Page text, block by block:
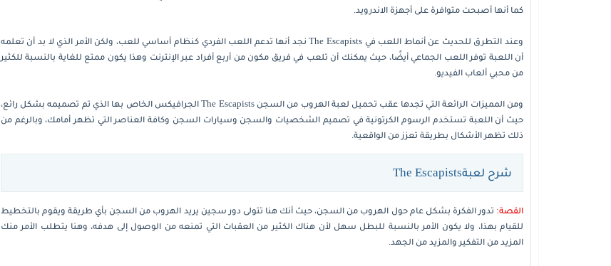
كما أنها أصبحت متوافرة على أجهزة الاندرويد.
وعند التطرق للحديث عن أنماط اللعب في The Escapists نجد أنها تدعم اللعب الفردي كنظام أساسي للعب، ولكن الأمر الذي لا بد أن تعلمه
أن اللعبة توفر اللعب الجماعي أيضًا، حيث يمكنك أن تلعب في فريق مكون من أربع أفراد عبر الإنترنت وهذا يكون ممتع للغاية بالنسبة للكثير
من محبي ألعاب الفيديو.
ومن المميزات الرائعة التي تجدها عقب تحميل لعبة الهروب من السجن The Escapists الجرافيكس الخاص بها الذي تم تصميمه بشكل رائع،
حيث أن اللعبة تستخدم الرسوم الكرتونية في تصميم الشخصيات والسجن وسيارات السجن وكافة العناصر التي تظهر أمامك، وبالرغم من
ذلك تظهر الأشكال بطريقة تعزز من الواقعية.
شرح لعبةThe Escapists
القصة: تدور الفكرة بشكل عام حول الهروب من السجن، حيث أنك هنا تتولى دور سجين يريد الهروب من السجن بأي طريقة ويقوم بالتخطيط
للقيام بهذا، ولا يكون الأمر بالنسبة للبطل سهل لأن هناك الكثير من العقبات التي تمنعه من الوصول إلى هدفه، وهنا يتطلب الأمر منك
المزيد من التفكير والمزيد من الجهد.